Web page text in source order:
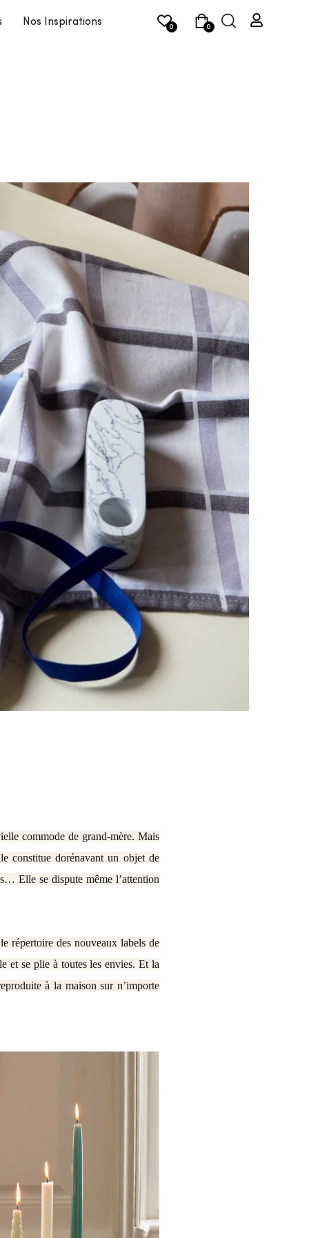
Nos Inspirations 0
0
commode de grand-mère. Mais
constitue dorénavant un objet de
Elle se dispute même l’attention
répertoire des nouveaux labels de
et se plie à toutes les envies. Et la
à la maison sur n’importe